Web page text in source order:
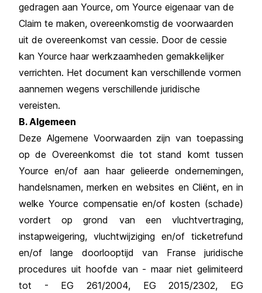
gedragen aan Yource, om Yource eigenaar van de
Claim te maken, overeenkomstig de voorwaarden
uit de overeenkomst van cessie. Door de cessie
kan Yource haar werkzaamheden gemakkelijker
verrichten. Het document kan verschillende vormen
aannemen wegens verschillende juridische
vereisten.
B. Algemeen
Deze Algemene Voorwaarden zijn van toepassing
op de Overeenkomst die tot stand komt tussen
Yource en/of aan haar gelieerde ondernemingen,
handelsnamen, merken en websites en Cliënt, en in
welke Yource compensatie en/of kosten (schade)
vordert op grond van een vluchtvertraging,
instapweigering, vluchtwijziging en/of ticketrefund
en/of lange doorlooptijd van Franse juridische
procedures uit hoofde van - maar niet gelimiteerd
tot - EG 261/2004, EG 2015/2302, EG